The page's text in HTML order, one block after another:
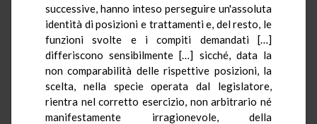
successive, hanno inteso perseguire un'assoluta
identità di posizioni e trattamenti e, del resto, le
funzioni svolte e i compiti demandati […]
differiscono sensibilmente […] sicché, data la
non comparabilità delle rispettive posizioni, la
scelta, nella specie operata dal legislatore,
rientra nel corretto esercizio, non arbitrario né
manifestamente irragionevole, della